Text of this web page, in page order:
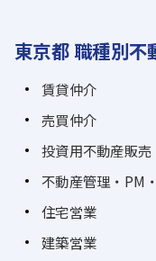
東京都 職種別不
賃貸仲介
売買仲介
投資用不動産販売
不動産管理・PM
住宅営業
建築営業